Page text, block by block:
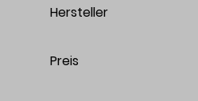
Hersteller
Preis